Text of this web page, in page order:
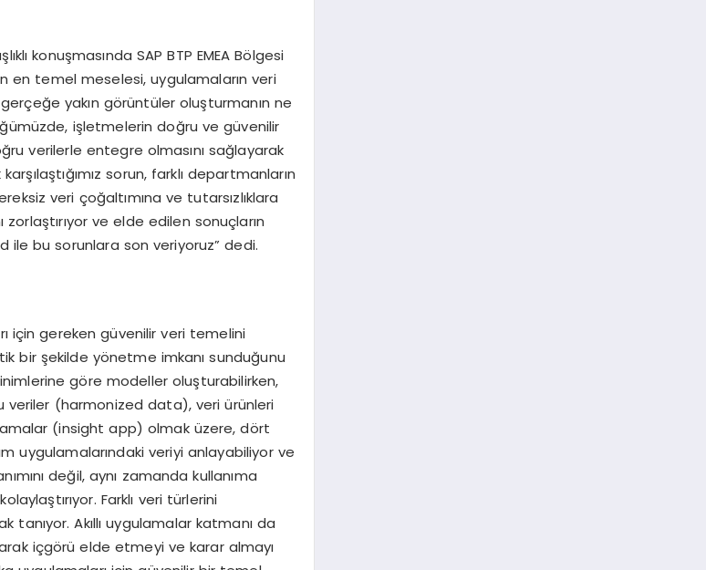
konuşmasında SAP BTP EMEA Bölgesi
en temel meselesi, uygulamaların veri
yakın görüntüler oluşturmanın ne
işletmelerin doğru ve güvenilir
verilerle entegre olmasını sağlayarak
sorun, farklı departmanların
veri çoğaltımına ve tutarsızlıklara
zorlaştırıyor ve elde edilen sonuçların
ile bu sorunlara son veriyoruz” dedi.
için gereken güvenilir veri temelini
bir şekilde yönetme imkanı sunduğunu
göre modeller oluşturabilirken,
veriler (harmonized data), veri ürünleri
(insight app) olmak üzere, dört
uygulamalarındaki veriyi anlayabiliyor ve
değil, aynı zamanda kullanıma
Farklı veri türlerini
tanıyor. Akıllı uygulamalar katmanı da
içgörü elde etmeyi ve karar almayı